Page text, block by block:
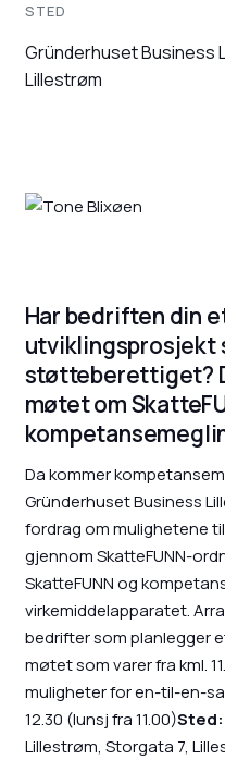
STED
Gründerhuset Business
Lillestrøm
Har bedriften din
utviklingsprosjekt
støtteberettiget?
møtet om
Da kommer
Gründerhuset Business
fordrag om mulighetene
gjennom SkatteFUNN-
SkatteFUNN og
virkemiddelapparatet.
bedrifter som planlegger
møtet som varer fra kml.
muligheter for en-til-en-
12.30 (lunsj fra 11.00)Sted:
Lillestrøm, Storgata 7,